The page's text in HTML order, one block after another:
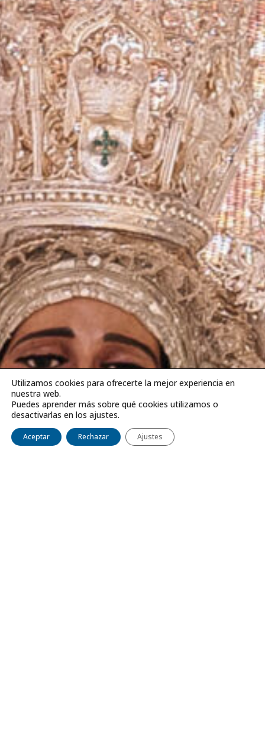
Utilizamos cookies para ofrecerte la mejor experiencia en
nuestra web.
Puedes aprender más sobre qué cookies utilizamos o
desactivarlas en los ajustes.
Aceptar Rechazar Ajustes